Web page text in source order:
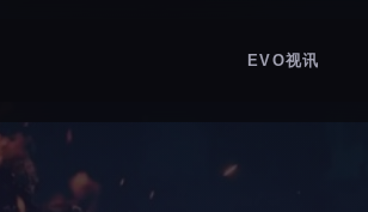
EVO视讯